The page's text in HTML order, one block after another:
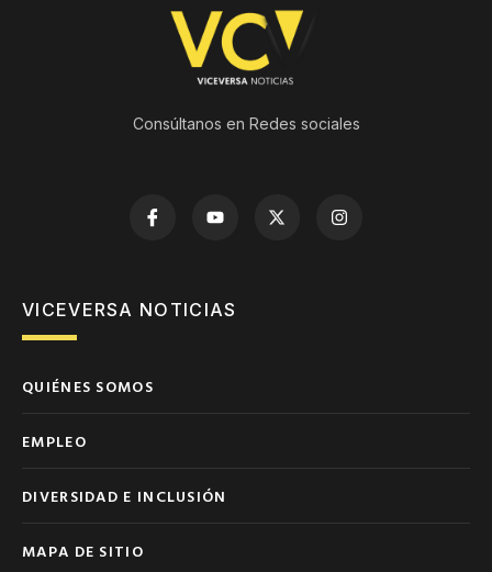
Consúltanos en Redes sociales
VICEVERSA NOTICIAS
QUIÉNES SOMOS
EMPLEO
DIVERSIDAD E INCLUSIÓN
MAPA DE SITIO